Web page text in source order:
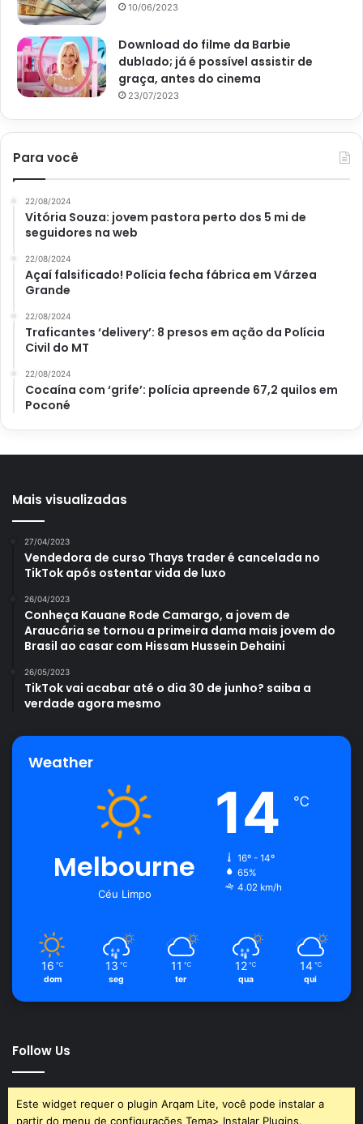
10/06/2023
Download do filme da Barbie
dublado; já é possível assistir de
graça, antes do cinema
23/07/2023
Para você
22/08/2024
Vitória Souza: jovem pastora perto dos 5 mi de
seguidores na web
22/08/2024
Açaí falsificado! Polícia fecha fábrica em Várzea
Grande
22/08/2024
Traficantes ‘delivery’: 8 presos em ação da Polícia
Civil do MT
22/08/2024
Cocaína com ‘grife’: polícia apreende 67,2 quilos em
Poconé
Mais visualizadas
27/04/2023
Vendedora de curso Thays trader é cancelada no
TikTok após ostentar vida de luxo
26/04/2023
Conheça Kauane Rode Camargo, a jovem de
Araucária se tornou a primeira dama mais jovem do
Brasil ao casar com Hissam Hussein Dehaini
26/05/2023
TikTok vai acabar até o dia 30 de junho? saiba a
verdade agora mesmo
Weather
Melbourne
Céu Limpo
14 ℃
16º - 14º
65%
4.02 km/h
16 ℃
dom
13 ℃
seg
11 ℃
ter
12 ℃
qua
14 ℃
qui
Follow Us
Este widget requer o plugin Arqam Lite, você pode instalar a
partir do menu de configurações Tema> Instalar Plugins.